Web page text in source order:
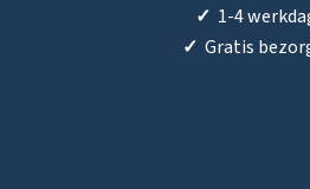
✓ 1-4
✓ Gratis